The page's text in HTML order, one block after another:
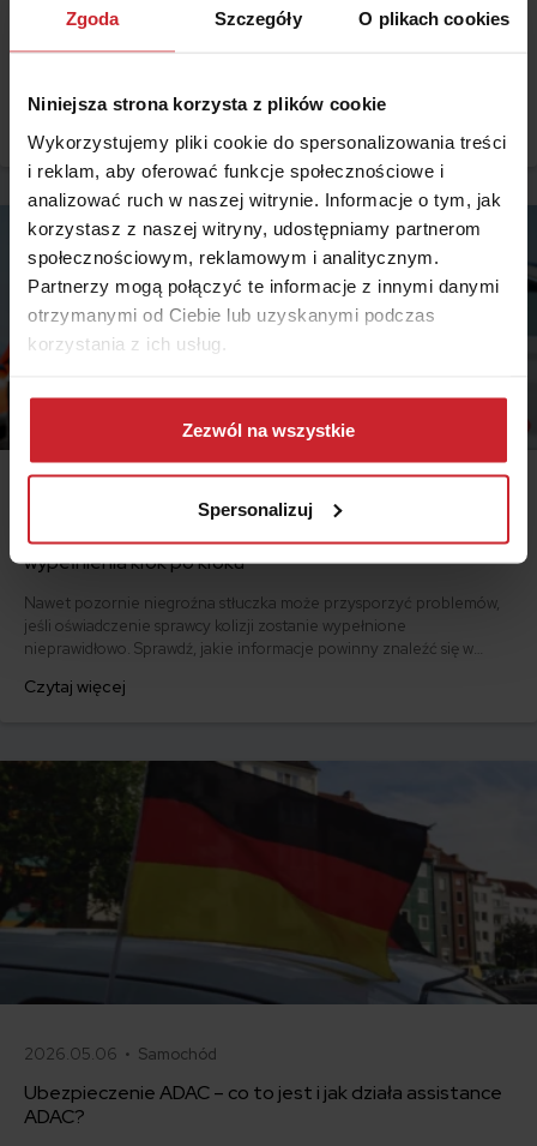
Zgoda Szczegóły O plikach cookies
Niniejsza strona korzysta z plików cookie
Wykorzystujemy pliki cookie do spersonalizowania treści
i reklam, aby oferować funkcje społecznościowe i
analizować ruch w naszej witrynie. Informacje o tym, jak
korzystasz z naszej witryny, udostępniamy partnerom
społecznościowym, reklamowym i analitycznym.
Partnerzy mogą połączyć te informacje z innymi danymi
otrzymanymi od Ciebie lub uzyskanymi podczas
korzystania z ich usług.
Dowiedz się więcej na temat tego, kim jesteśmy, jak
można się z nami skontaktować i w jaki sposób
przetwarzamy dane osobowe w ramachPolityki
Zezwól na wszystkie
Spersonalizuj
popularne marki aut z Chin
Chińskie marki samochodów coraz śmielej wkraczają na polskie drogi.
nowoczesnymi napędami, ale przed zakupem pojawia się również
pytanie: ile kosztuje ich ubezpieczenie? Sprawdzamy, czy polisy
komunikacyjne dla marek takich jak MG, BYD, Omoda, Jaecoo i BAIC
różnią się od ubezpieczeń dla popularnych aut europejskich,
japońskich i koreańskich.
Czytaj więcej
Samochód
Oświadczenie sprawcy kolizji drogowej – wzór i instrukcja
wypełnienia krok po kroku
Nawet pozornie niegroźna stłuczka może przysporzyć problemów,
jeśli oświadczenie sprawcy kolizji zostanie wypełnione
nieprawidłowo. Sprawdź, jakie informacje powinny znaleźć się w
Czytaj więcej
2026.05.06 • Samochód
Ubezpieczenie ADAC – co to jest i jak działa assistance
ADAC?